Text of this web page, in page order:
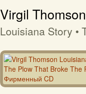
Virgil Thomson
Louisiana Story •